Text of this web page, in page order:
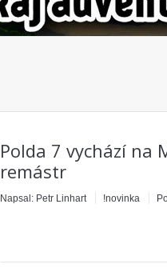
Polda 7 vychází na
remástr
Napsal: Petr Linhart !novinka